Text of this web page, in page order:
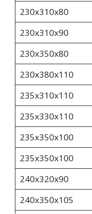
230х310х80
230х310х90
230х350х80
230х380х110
235х310х110
235х330х110
235х350х100
235х350х100
240х320х90
240х350х105